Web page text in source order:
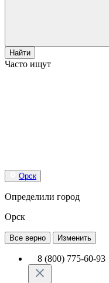
Найти
Часто ищут
Орск
Определили город
Орск
Все верно Изменить
8 (800) 775-60-93